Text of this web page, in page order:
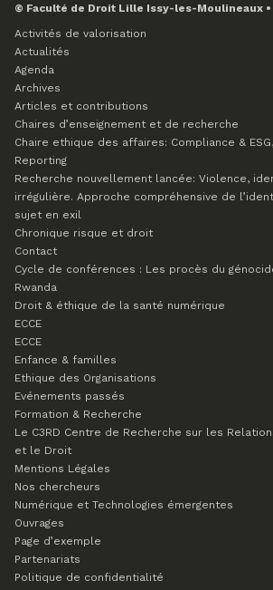
© Faculté de Droit Lille Issy-les-Moulineaux
Activités de valorisation
Actualités
Agenda
Archives
Articles et contributions
Chaires d’enseignement et de recherche
Chaire ethique des affaires: Compliance &
Reporting
Recherche nouvellement lancée: Violence,
irrégulière. Approche compréhensive de
sujet en exil
Chronique risque et droit
Contact
Cycle de conférences : Les procès du
Rwanda
Droit & éthique de la santé numérique
ECCE
ECCE
Enfance & familles
Ethique des Organisations
Evénements passés
Formation & Recherche
Le C3RD Centre de Recherche sur les
et le Droit
Mentions Légales
Nos chercheurs
Numérique et Technologies émergentes
Ouvrages
Page d’exemple
Partenariats
Politique de confidentialité